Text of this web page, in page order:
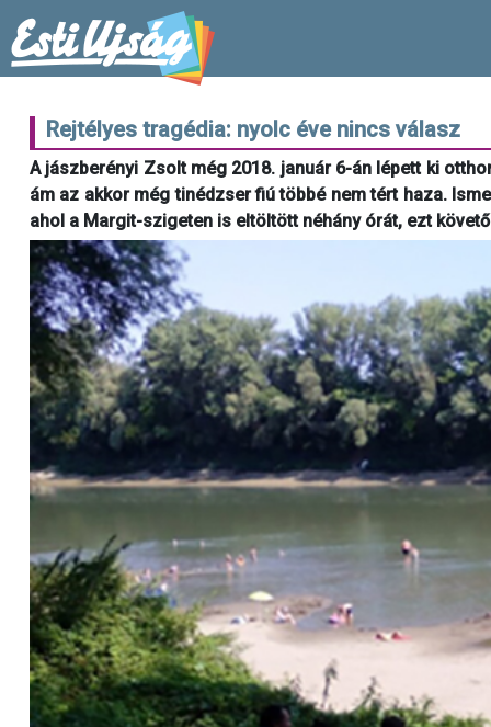
Rejtélyes tragédia: nyolc éve nincs válasz
A jászberényi Zsolt még 2018. január 6-án lépett ki
ám az akkor még tinédzser fiú többé nem tért haza.
ahol a Margit-szigeten is eltöltött néhány órát, ezt